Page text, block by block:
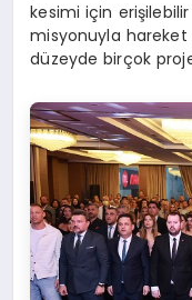
kesimi için
misyonuyla
düzeyde birçok